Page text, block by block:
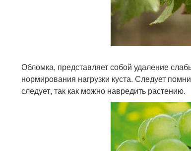
Обломка, представляет собой удаление
нормирования нагрузки куста. Следует
следует, так как можно навредить растению.